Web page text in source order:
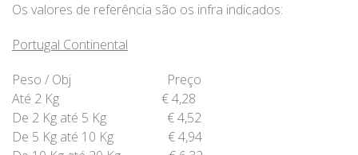
Os valores de referência são os infra indicados:
Portugal Continental
Peso / Obj Preço
Até 2 Kg € 4,28
De 2 Kg até 5 Kg € 4,52
De 5 Kg até 10 Kg € 4,94